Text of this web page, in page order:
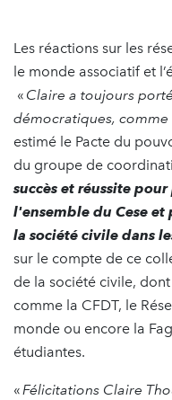
Les réactions sur les
le monde associatif et
« Claire a toujours
démocratiques,
estimé le Pacte du
du groupe de
succès et réussite
l'ensemble du Cese
la société civile dans
sur le compte de ce
de la société civile,
comme la CFDT, le
monde ou encore la
étudiantes.
«Félicitations Claire